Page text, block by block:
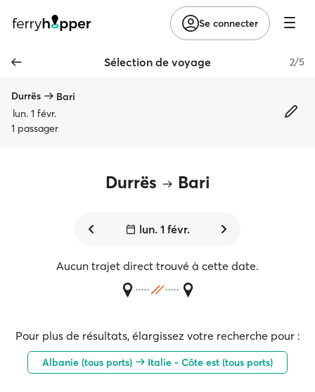
Se connecter
Sélection de voyage 2/5
Durrës
Bari
lun. 1 févr.
1 passager
Durrës Bari
lun. 1 févr.
Aucun trajet direct trouvé à cette date.
Pour plus de résultats, élargissez votre recherche pour :
Albanie (tous ports) Italie - Côte est (tous ports)